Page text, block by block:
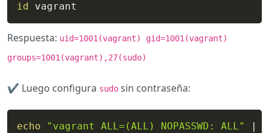
id vagrant
Respuesta: uid=1001(vagrant) gid=1001(vagrant)
groups=1001(vagrant),27(sudo)
✔️ Luego configura sudo sin contraseña:
echo "vagrant ALL=(ALL) NOPASSWD: ALL" |